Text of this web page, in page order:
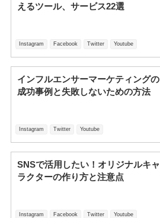
えるツール、サービス22選
Instagram Facebook Twitter Youtube
インフルエンサーマーケティングの
成功事例と失敗しないための方法
Instagram Twitter Youtube
SNSで活用したい！オリジナルキャ
ラクターの作り方と注意点
Instagram Facebook Twitter Youtube